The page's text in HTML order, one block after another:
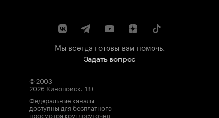
Мы всегда готовы вам помочь.
Задать вопрос
© 2003–
2026 Кинопоиск. 18+
Федеральные каналы
доступны для бесплатного
просмотра круглосуточно